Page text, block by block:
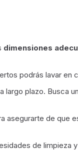
dimensiones
podrás lavar en
largo plazo. Busca
asegurarte de que
de limpieza